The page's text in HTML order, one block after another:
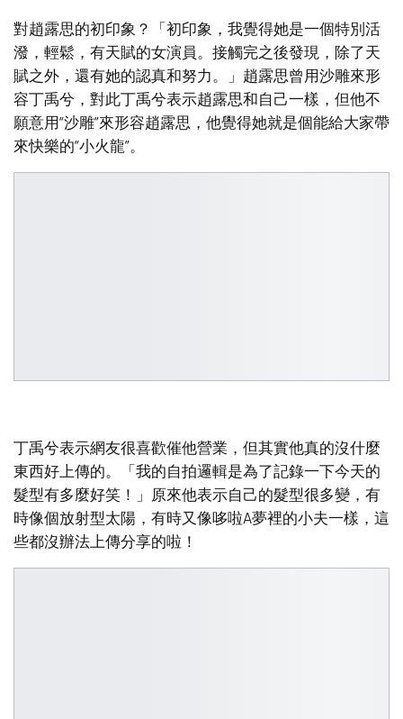
對趙露思的初印象？「初印象，我覺得她是一個特別活
潑，輕鬆，有天賦的女演員。接觸完之後發現，除了天
賦之外，還有她的認真和努力。」趙露思曾用沙雕來形
容丁禹兮，對此丁禹兮表示趙露思和自己一樣，但他不
願意用“沙雕”來形容趙露思，他覺得她就是個能給大家帶
來快樂的“小火龍”。
丁禹兮表示網友很喜歡催他營業，但其實他真的沒什麼
東西好上傳的。「我的自拍邏輯是為了記錄一下今天的
髮型有多麼好笑！」原來他表示自己的髮型很多變，有
時像個放射型太陽，有時又像哆啦A夢裡的小夫一樣，這
些都沒辦法上傳分享的啦！